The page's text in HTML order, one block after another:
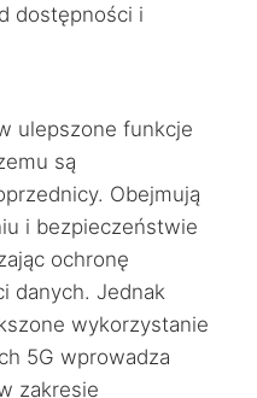
dostępności i
ulepszone funkcje
są
Obejmują
i bezpieczeństwie
ochronę
danych. Jednak
wykorzystanie
5G wprowadza
zakresie